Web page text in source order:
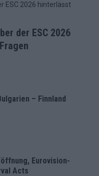
der ESC 2026
– Finnland
Eurovision-
Acts